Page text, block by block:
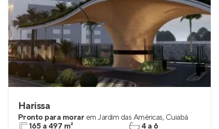
Harissa
Pronto para morar em Jardim das Américas, Cuiabá
165 a 497 m²
4 a 6